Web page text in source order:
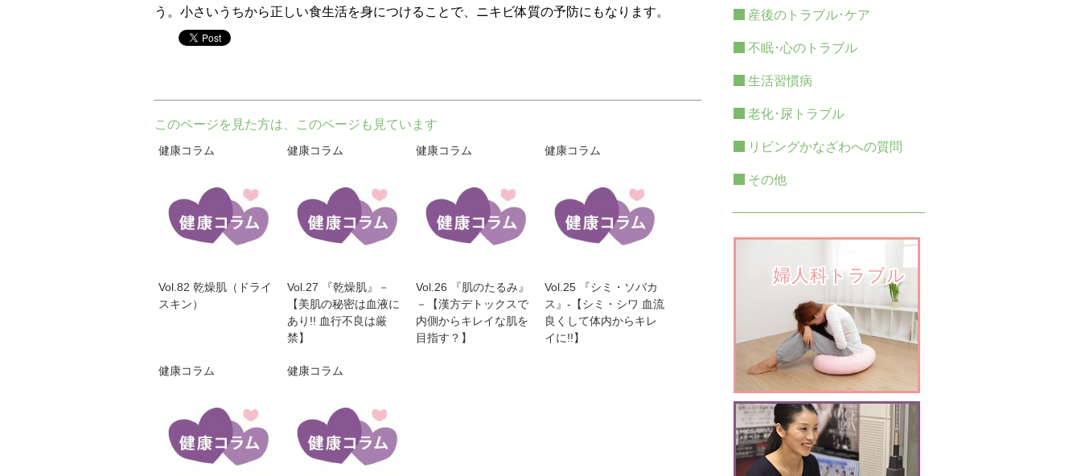
う。小さいうちから正しい食生活を身につけることで、ニキビ体質の予防にもなります。
このページを見た方は、このページも見ています
健康コラム
Vol.82 乾燥肌（ドライ
スキン）
健康コラム
Vol.27 『乾燥肌』－
【美肌の秘密は血液に
あり!! 血行不良は厳
禁】
健康コラム
Vol.26 『肌のたるみ』
－【漢方デトックスで
内側からキレイな肌を
目指す？】
健康コラム
Vol.25 『シミ・ソバカ
ス』‐【シミ・シワ 血流
良くして体内からキレ
イに!!】
健康コラム 健康コラム
産後のトラブル･ケア
不眠･心のトラブル
生活習慣病
老化･尿トラブル
リビングかなざわへの質問
その他
婦人科トラブル